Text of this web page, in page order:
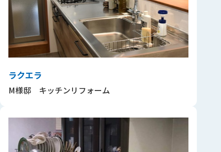
ラクエラ
M様邸 キッチンリフォーム